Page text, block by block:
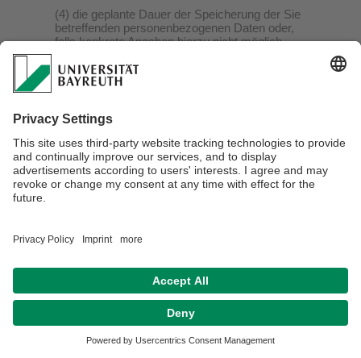
(4) die geplante Dauer der Speicherung der Sie
betreffenden personenbezogenen Daten oder,
falls konkrete Angaben hierzu nicht möglich
Speicherdauer;
oder Löschung der Sie betreffenden
personenbezogenen Daten, eines Rechts auf
Einschränkung der Verarbeitung durch den
Verantwortlichen oder eines
Widerspruchsrechts gegen diese Verarbeitung;
(7) alle verfügbaren Informationen über die
personenbezogenen Daten nicht bei der
betroffenen Person erhoben werden;
(8) das Bestehen einer automatisierten
Entscheidungsfindung einschließlich Profiling
gemäß Art. 22 Abs. 1 und 4 DSGVO und –